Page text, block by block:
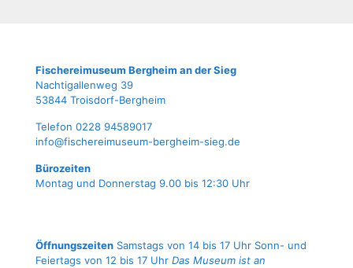
Fische­rei­mu­se­um Berg­heim an der Sieg
Nach­ti­gal­len­weg 39
53844 Troisdorf-Bergheim
Tele­fon 0228 94589017
info@fischereimuseum-bergheim-sieg.de
Büro­zei­ten
Mon­tag und Don­ners­tag 9.00 bis 12:30 Uhr
Öffnungszeiten Samstags von 14 bis 17 Uhr Sonn- und
Feiertags von 12 bis 17 Uhr Das Museum ist an